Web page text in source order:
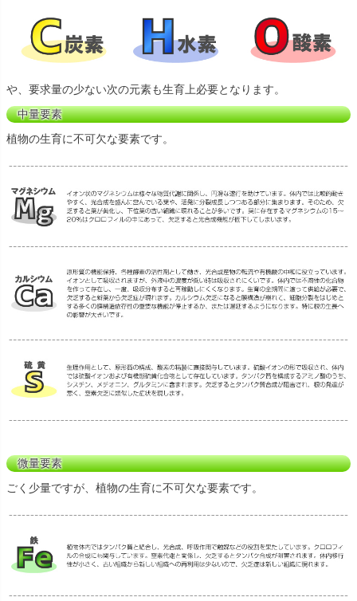
や、要求量の少ない次の元素も生育上必要となります。
中量要素
植物の生育に不可欠な要素です。
微量要素
ごく少量ですが、植物の生育に不可欠な要素です。